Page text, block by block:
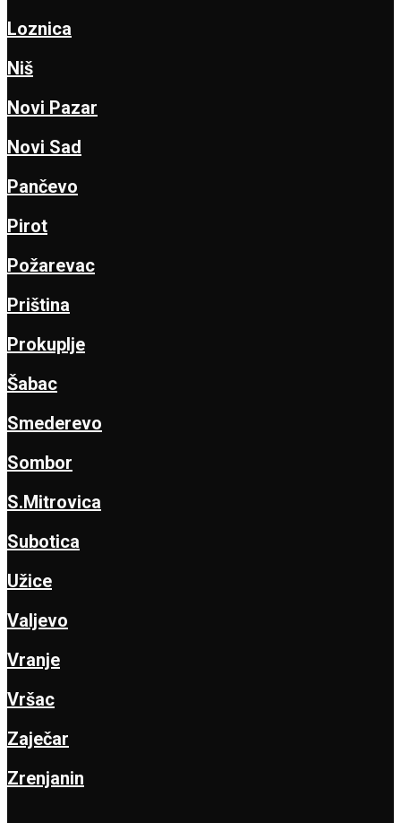
Loznica
Niš
Novi Pazar
Novi Sad
Pančevo
Pirot
Požarevac
Priština
Prokuplje
Šabac
Smederevo
Sombor
S.Mitrovica
Subotica
Užice
Valjevo
Vranje
Vršac
Zaječar
Zrenjanin